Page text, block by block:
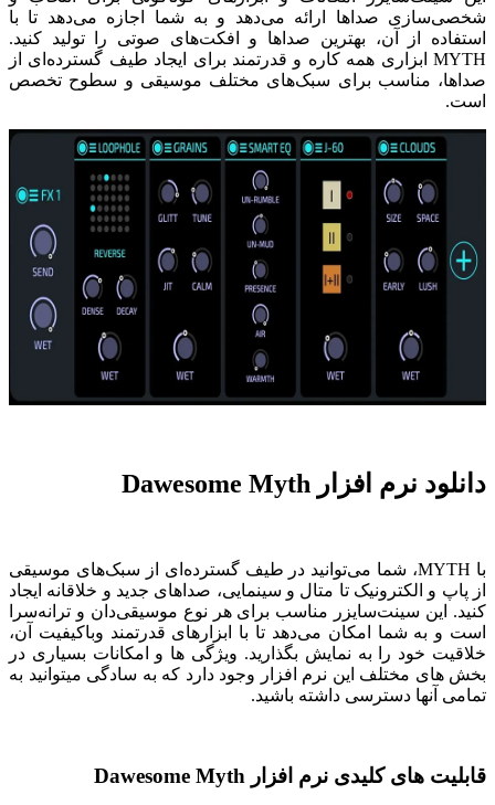
شخصی‌سازی صداها ارائه می‌دهد و به شما اجازه می‌دهد تا با
استفاده از آن، بهترین صداها و افکت‌های صوتی را تولید کنید.
MYTH ابزاری همه کاره و قدرتمند برای ایجاد طیف گسترده‌ای از
صداها، مناسب برای سبک‌های مختلف موسیقی و سطوح تخصص
است.
دانلود نرم افزار Dawesome Myth
با MYTH، شما می‌توانید در طیف گسترده‌ای از سبک‌های موسیقی
از پاپ و الکترونیک تا متال و سینمایی، صداهای جدید و خلاقانه ایجاد
کنید. این سینت‌سایزر مناسب برای هر نوع موسیقی‌دان و ترانه‌سرا
است و به شما امکان می‌دهد تا با ابزارهای قدرتمند وباکیفیت آن،
خلاقیت خود را به نمایش بگذارید. ویژگی ها و امکانات بسیاری در
بخش های مختلف این نرم افزار وجود دارد که به سادگی میتوانید به
تمامی آنها دسترسی داشته باشید.
قابلیت های کلیدی نرم افزار Dawesome Myth